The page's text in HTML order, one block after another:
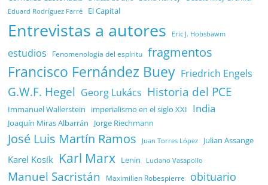
Eduard Rodríguez Farré El Capital
Entrevistas a autores Eric J. Hobsbawm
estudios Fenomenología del espíritu fragmentos
Francisco Fernández Buey Friedrich Engels
G.W.F. Hegel Georg Lukács Historia del PCE
Immanuel Wallerstein imperialismo en el siglo XXI India
Joaquín Miras Albarrán Jorge Riechmann
José Luis Martín Ramos Juan Torres López Julian Assange
Karel Kosík Karl Marx Lenin Luciano Vasapollo
Manuel Sacristán Maximilien Robespierre
obituario